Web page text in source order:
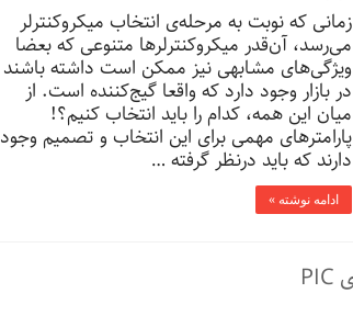
زمانی که نوبت به مرحله‌ی انتخاب میکروکنترلر
می‌رسد، آن‌قدر میکروکنترلرها متنوعی که بعضا
ویژگی‌های مشابهی نیز ممکن است داشته باشند
در بازار وجود دارد که واقعا گیج‌کننده است. از
میان این همه، کدام را باید انتخاب کنیم؟!
پارامترهای مهمی ‌برای این انتخاب و تصمیم وجود
دارند که باید درنظر گرفته …
ادامه نوشته »